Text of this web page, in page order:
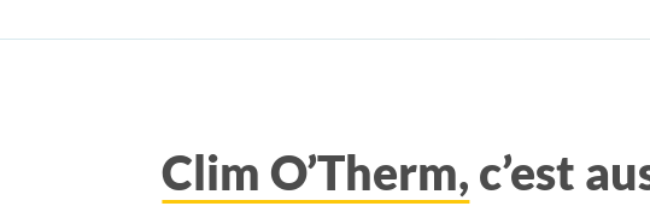
Clim O’Therm, c’est